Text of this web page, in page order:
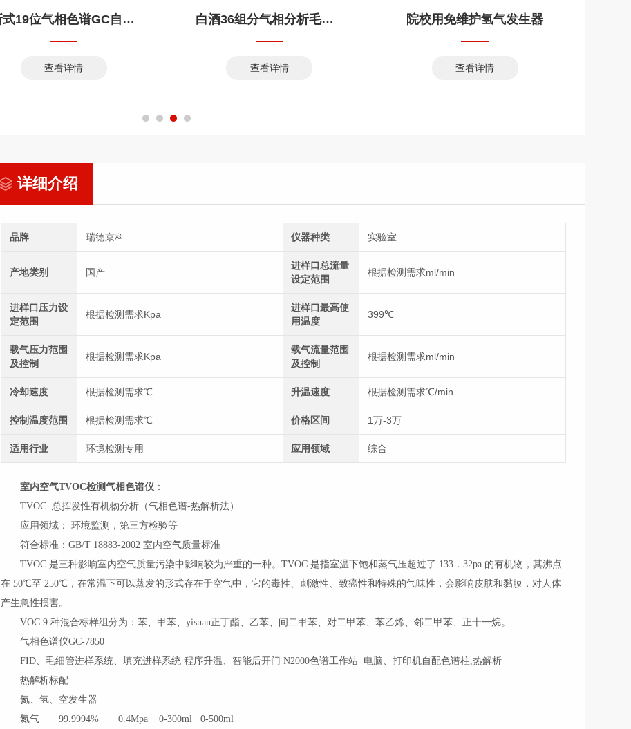
新式19位气相色谱GC自动进样器
查看详情
白酒36组分气相分析毛细柱
查看详情
院校用免维护氢气发生器
查看详情
详细介绍
品牌 瑞德京科 仪器种类 实验室
产地类别 国产
进样口总流量
设定范围
根据检测需求ml/min
进样口压力设
定范围
根据检测需求Kpa
进样口最高使
用温度
399℃
载气压力范围
及控制
根据检测需求Kpa
载气流量范围
及控制
根据检测需求ml/min
冷却速度 根据检测需求℃ 升温速度 根据检测需求℃/min
控制温度范围 根据检测需求℃ 价格区间 1万-3万
适用行业 环境检测专用 应用领域 综合
室内空气TVOC检测气相色谱仪 ：
TVOC 总挥发性有机物分析（气相色谱-热解析法）
应用领域： 环境监测，第三方检验等
符合标准：GB/T 18883-2002 室内空气质量标准
TVOC 是三种影响室内空气质量污染中影响较为严重的一种。TVOC 是指室温下饱和蒸气压超过了 133．32pa 的有机物，其沸点
在 50℃至 250℃，在常温下可以蒸发的形式存在于空气中，它的毒性、刺激性、致癌性和特殊的气味性，会影响皮肤和黏膜，对人体
产生急性损害。
VOC 9 种混合标样组分为：苯、甲苯、yisuan正丁酯、乙苯、间二甲苯、对二甲苯、苯乙烯、邻二甲苯、正十一烷。
气相色谱仪GC-7850
FID、毛细管进样系统、填充进样系统 程序升温、智能后开门 N2000色谱工作站 电脑、打印机自配色谱柱,热解析
热解析标配
氮、氢、空发生器
氮气 99.9994% 0.4Mpa 0-300ml 0-500ml